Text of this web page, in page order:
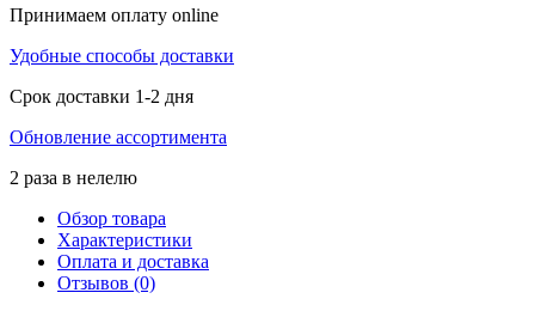
Принимаем оплату online
Удобные способы доставки
Срок доставки 1-2 дня
Обновление ассортимента
2 раза в нелелю
Обзор товара
Характеристики
Оплата и доставка
Отзывов (0)